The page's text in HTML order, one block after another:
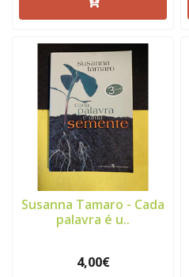
Susanna Tamaro - Cada
palavra é u..
4,00€